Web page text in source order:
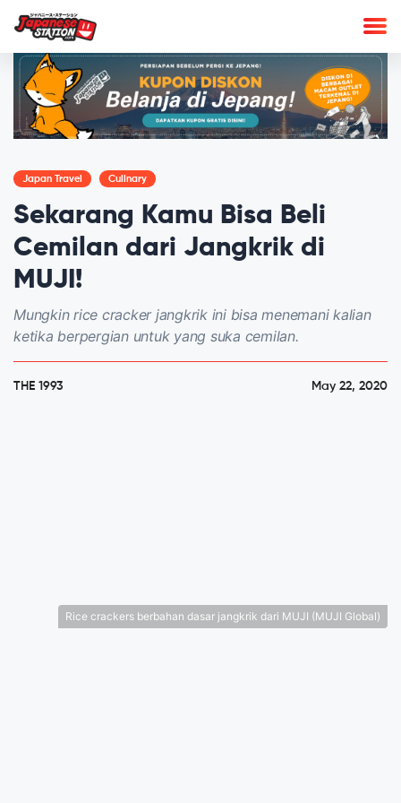
Japan Travel Culinary
Sekarang Kamu Bisa Beli
Cemilan dari Jangkrik di
MUJI!
Mungkin rice cracker jangkrik ini bisa menemani kalian
ketika berpergian untuk yang suka cemilan.
THE 1993 May 22, 2020
Rice crackers berbahan dasar jangkrik dari MUJI (MUJI Global)